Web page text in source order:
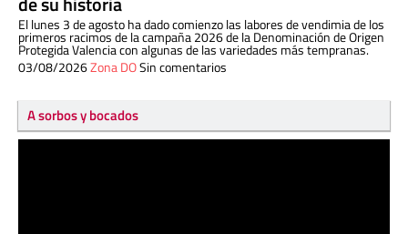
El lunes 3 de agosto ha dado comienzo las labores de vendimia de los
primeros racimos de la campaña 2026 de la Denominación de Origen
Protegida Valencia con algunas de las variedades más tempranas.
03/08/2026Zona DOSin comentarios
A sorbos y bocados